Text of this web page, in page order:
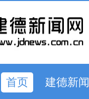
首页 建德新闻